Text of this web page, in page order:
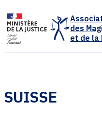
des
et de la
SUISSE